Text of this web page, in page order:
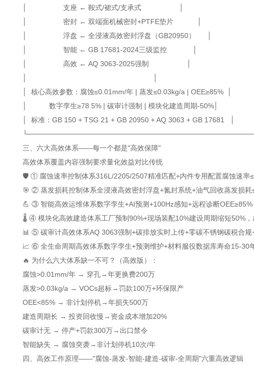
│ 支座 ← 鞍式/裙式/支承式 │
│ 密封 ← 双端面机械密封+PTFE垫片 │
│ 浮盘 ← 全浸液高效密封浮盘（GB20950） │
│ 智能 ← GB 17681-2024三级监控 │
│ 高效 ← AQ 3063-2025强制 │
│ 核心高效参数：腐蚀≤0.01mm/年 | 蒸发≤0.03kg/a | OEE≥85% │
│ 数字孪生≥78.5% | 碳审计强制 | 模块化建造周期-50%│
│ 标准：GB 150 + TSG 21 + GB 20950 + AQ 3063 + GB 17681 │
三、六大高效体系——每一个都是"高效保障"
高效体系覆盖内容强制要求量化效益对比传统
🛡️ ① 腐蚀速率控制体系316L/2205/2507精准匹配+内件专用配置腐蚀速率
🎯 ② 蒸发损耗控制体系全浸液高效密封浮盘+氮封系统+油气回收蒸发损耗
💪 ③ 智能高效运维体系数字孪生+AI预测+100Hz感知+远程诊断
🌡️ ④ 模块化高效建造体系工厂预制90%+现场装配10%建设周期缩短50%
📊 ⑤ 碳审计高效体系AQ 3063强制+碳排放实时上传+零碳不锈钢碳税合规
📈 ⑥ 全生命周期高效体系数字孪生+预测维护+材料服役数据库寿命15-30
🔥 为什么六大体系缺一不可？（高效版）：
腐蚀>0.01mm/年 → 穿孔→年更换费200万
蒸发>0.03kg/a → VOCs超标→罚款100万+环保限产
OEE<85% → 非计划停机→年损失500万
建造周期长 → 投资回收慢→资金成本增加20%
碳审计无 → 停产+罚款300万→出口禁令
智能缺失 → 腐蚀突袭→非计划停机10次/年
四、高效工作原理——"腐蚀-蒸发-智能-建造-碳审-全周期"六重高效逻辑